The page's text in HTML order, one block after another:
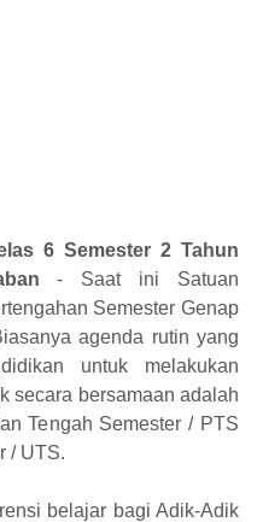
6 Semester 2 Tahun
- Saat ini Satuan
Semester Genap
agenda rutin yang
untuk melakukan
secara bersamaan adalah
Tengah Semester / PTS
/ UTS.
belajar bagi Adik-Adik